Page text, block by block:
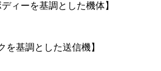
ディーを基調とした機体】
を基調とした送信機】